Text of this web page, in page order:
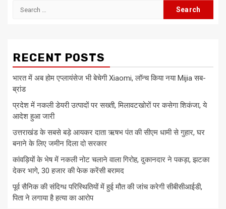
Search
RECENT POSTS
भारत में अब होम एप्लायंसेज भी बेचेगी Xiaomi, लॉन्च किया नया Mijia सब-
ब्रांड
प्रदेश में नकली डेयरी उत्पादों पर सख्ती, मिलावटखोरों पर कसेगा शिकंजा, ये
आदेश हुआ जारी
उत्तराखंड के सबसे बड़े आयकर दाता ऋषभ पंत की सीएम धामी से गुहार, घर
बनाने के लिए जमीन दिला दो सरकार
कांवड़ियों के भेष में नकली नोट चलाने वाला गिरोह, दुकानदार ने पकड़ा, झटका
देकर भागे, 30 हजार की फेक करेंसी बरामद
पूर्व सैनिक की संदिग्ध परिस्थितियों में हुई मौत की जांच करेगी सीबीसीआईडी,
पिता ने लगाया है हत्या का आरोप